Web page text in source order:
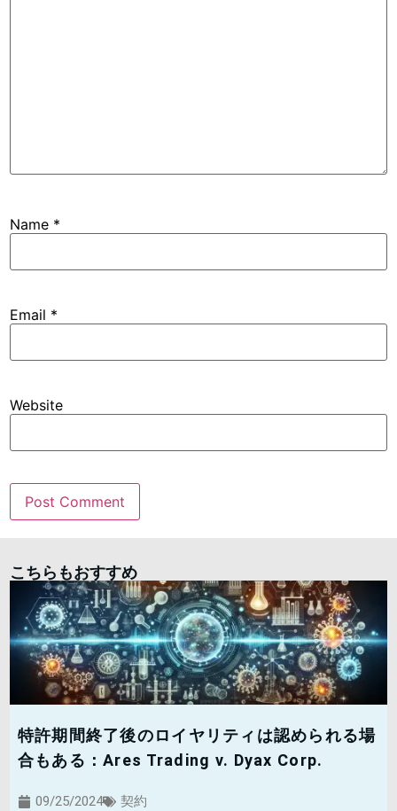
Name *
Email *
Website
こちらもおすすめ
特許期間終了後のロイヤリティは認められる場
合もある：Ares Trading v. Dyax Corp.
09/25/2024 契約